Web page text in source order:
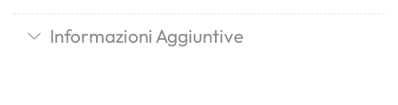
Informazioni Aggiuntive